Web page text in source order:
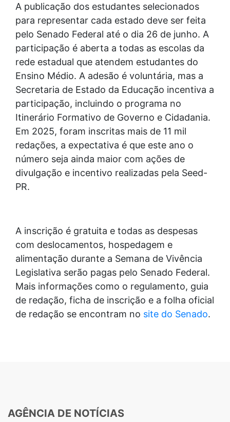
A publicação dos estudantes selecionados
para representar cada estado deve ser feita
pelo Senado Federal até o dia 26 de junho. A
participação é aberta a todas as escolas da
rede estadual que atendem estudantes do
Ensino Médio. A adesão é voluntária, mas a
Secretaria de Estado da Educação incentiva a
participação, incluindo o programa no
Itinerário Formativo de Governo e Cidadania.
Em 2025, foram inscritas mais de 11 mil
redações, a expectativa é que este ano o
número seja ainda maior com ações de
divulgação e incentivo realizadas pela Seed-
PR.
A inscrição é gratuita e todas as despesas
com deslocamentos, hospedagem e
alimentação durante a Semana de Vivência
Legislativa serão pagas pelo Senado Federal.
Mais informações como o regulamento, guia
de redação, ficha de inscrição e a folha oficial
de redação se encontram no site do Senado.
AGÊNCIA DE NOTÍCIAS